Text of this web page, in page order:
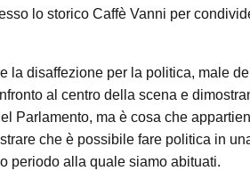
lo storico Caffè Vanni per
la disaffezione per la politica, male
al centro della scena e
Parlamento, ma è cosa che
che è possibile fare politica in
periodo alla quale siamo abituati.